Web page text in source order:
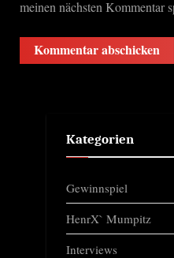
meinen nächsten Kommentar
Kategorien
Gewinnspiel
HenrX` Mumpitz
Interviews